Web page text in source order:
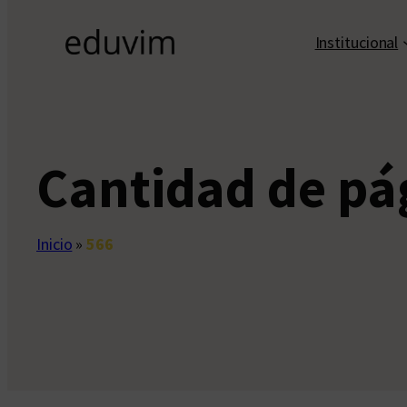
Institucional
Cantidad de
Inicio »566